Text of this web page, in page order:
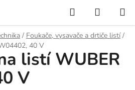
Hledat
KOŠÍK
/ Foukače, vysavače a drtiče listí /
40 V
listí WUBER
V